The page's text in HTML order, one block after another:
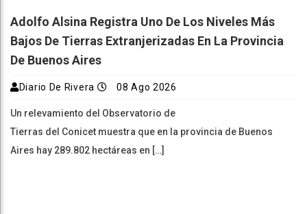
Adolfo Alsina Registra Uno De Los Niveles Más
Bajos De Tierras Extranjerizadas En La Provincia
De Buenos Aires
Diario De Rivera 08 Ago 2026
Un relevamiento del Observatorio de
Tierras del Conicet muestra que en la provincia de Buenos
Aires hay 289.802 hectáreas en […]